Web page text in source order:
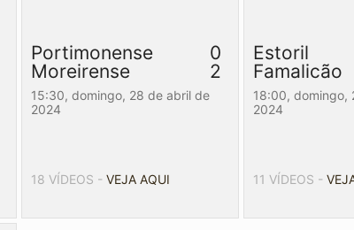
Portimonense
0
Moreirense
2
15:30, domingo, 28 de abril de
2024
18 VÍDEOS - VEJA AQUI
Estoril
Famalicão
18:00, domingo,
2024
11 VÍDEOS -